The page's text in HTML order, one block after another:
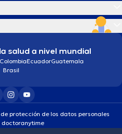
salud a nivel mundial
ColombiaEcuadorGuatemala
Brasil
protección de los datos personales